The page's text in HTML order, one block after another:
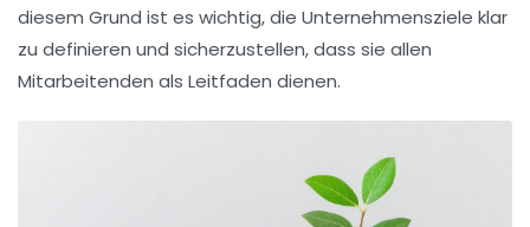
diesem Grund ist es wichtig, die Unternehmensziele klar
zu definieren und sicherzustellen, dass sie allen
Mitarbeitenden als Leitfaden dienen.